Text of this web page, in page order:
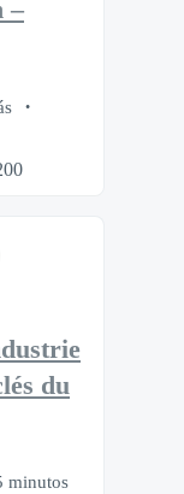
–
du
minutos